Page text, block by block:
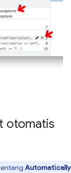
otomatis
Automatically